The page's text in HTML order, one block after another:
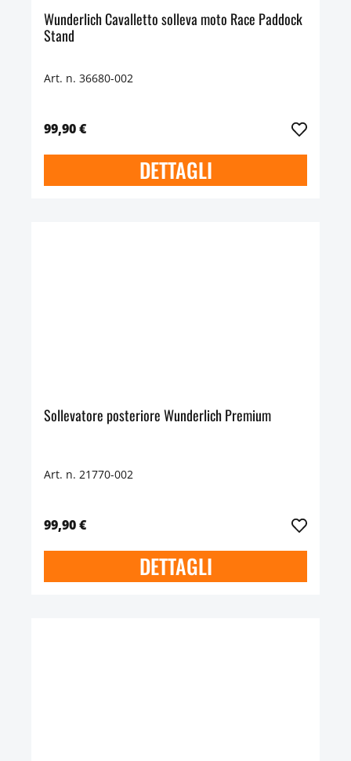
Wunderlich Cavalletto solleva moto Race Paddock
Stand
Art. n. 36680-002
99,90 €
DETTAGLI
Sollevatore posteriore Wunderlich Premium
Art. n. 21770-002
99,90 €
DETTAGLI